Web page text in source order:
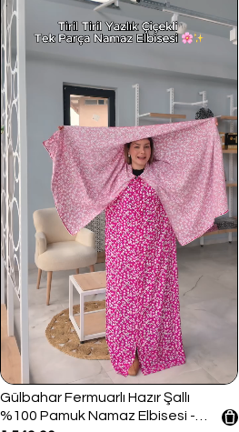
Gülbahar Fermuarlı Hazır Şallı
%100 Pamuk Namaz Elbisesi -